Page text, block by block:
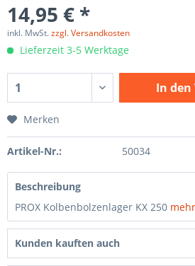
14,95 € *
inkl. MwSt.zzgl. Versandkosten
Lieferzeit 3-5 Werktage
In den
Merken
Artikel-Nr.: 50034
Beschreibung
PROX Kolbenbolzenlager KX 250 mehr
Kunden kauften auch